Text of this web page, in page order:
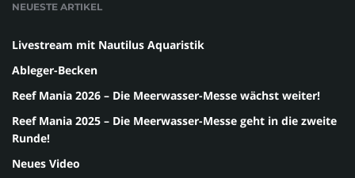
NEUESTE ARTIKEL
Livestream mit Nautilus Aquaristik
Ableger-Becken
Reef Mania 2026 – Die Meerwasser-Messe wächst weiter!
Reef Mania 2025 – Die Meerwasser-Messe geht in die zweite
Runde!
Neues Video